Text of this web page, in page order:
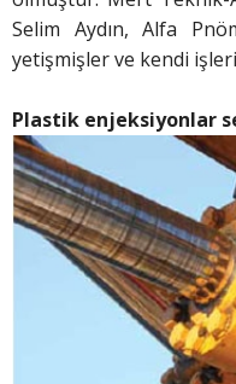
Selim Aydın, Alfa
yetişmişler ve kendi
Plastik enjeksiyonlar